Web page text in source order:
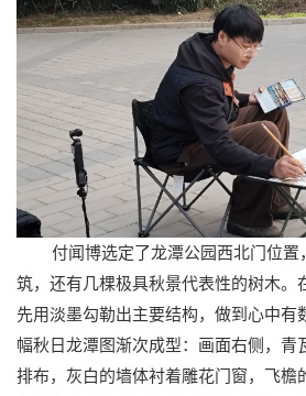
付闻博选定了龙潭公园西北门位置
筑，还有几棵极具秋景代表性的树木。
先用淡墨勾勒出主要结构，做到心中有
幅秋日龙潭图渐次成型：画面右侧，青
排布，灰白的墙体衬着雕花门窗，飞檐